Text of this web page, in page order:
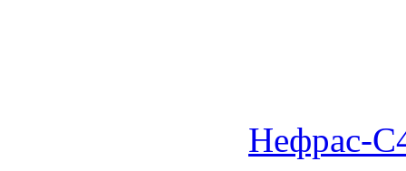
Нефрас-